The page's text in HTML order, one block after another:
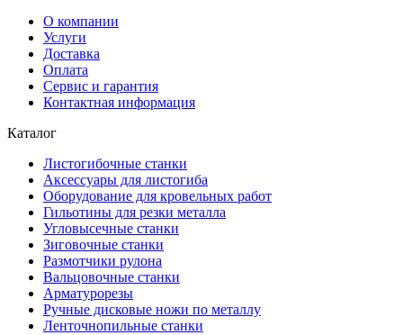
О компании
Услуги
Доставка
Оплата
Сервис и гарантия
Контактная информация
Каталог
Листогибочные станки
Аксессуары для листогиба
Оборудование для кровельных работ
Гильотины для резки металла
Угловысечные станки
Зиговочные станки
Размотчики рулона
Вальцовочные станки
Арматурорезы
Ручные дисковые ножи по металлу
Ленточнопильные станки